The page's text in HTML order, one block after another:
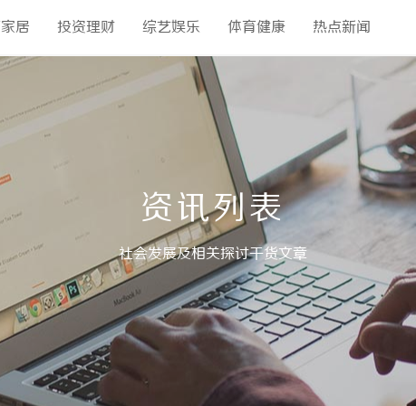
居 投资理财 综艺娱乐 体育健康 热点新闻
资讯列表
社会发展及相关探讨干货文章